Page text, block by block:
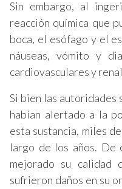
Sin embargo, al
reacción química que
boca, el esófago y el
náuseas, vómito y
cardiovasculares y
Si bien las autoridades
habían alertado a la
esta sustancia, miles
largo de los años. De
mejorado su calidad
sufrieron daños en su